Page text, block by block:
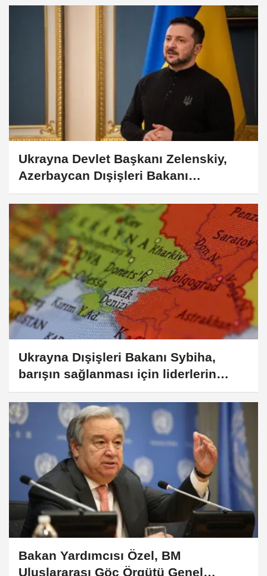
Ukrayna Devlet Başkanı Zelenskiy,
Azerbaycan Dışişleri Bakanı
Bayramov ile görüştü
Ukrayna Dışişleri Bakanı Sybiha,
barışın sağlanması için liderlerin
görüşmesi gerektiğini belirtti
Bakan Yardımcısı Özel, BM
Uluslararası Göç Örgütü Genel